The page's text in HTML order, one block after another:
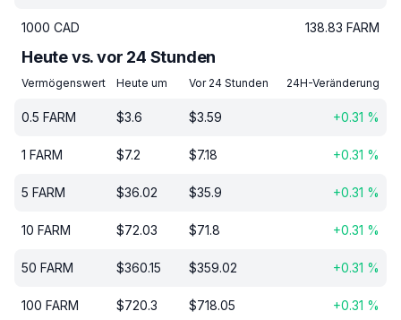
1000 CAD 138.83 FARM
Heute vs. vor 24 Stunden
Vermögenswert Heute um Vor 24 Stunden 24H-Veränderung
0.5 FARM $3.6 $3.59 +0.31 %
1 FARM $7.2 $7.18 +0.31 %
5 FARM $36.02 $35.9 +0.31 %
10 FARM $72.03 $71.8 +0.31 %
50 FARM $360.15 $359.02 +0.31 %
100 FARM $720.3 $718.05 +0.31 %